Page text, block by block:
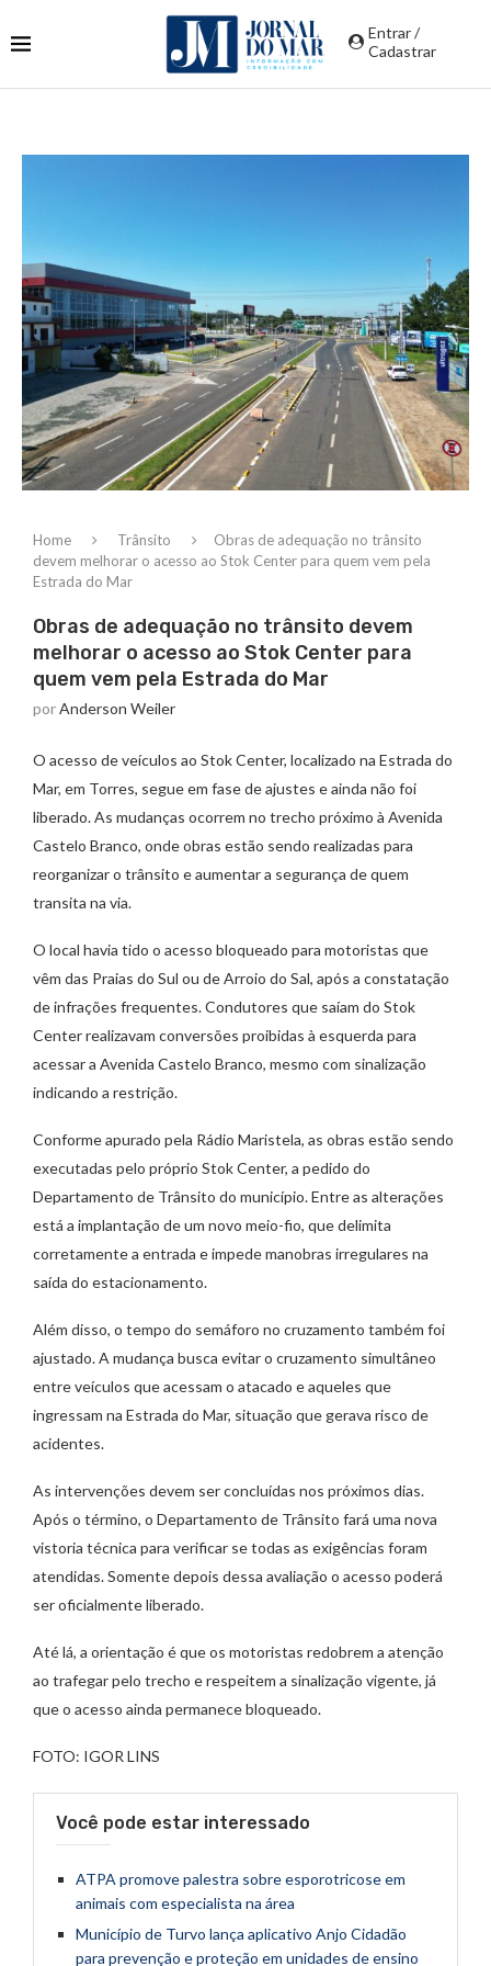
Entrar /
Cadastrar
Home Trânsito
Obras de adequação no trânsito
devem melhorar o acesso ao Stok Center para quem vem pela
Estrada do Mar
Obras de adequação no trânsito devem
melhorar o acesso ao Stok Center para
quem vem pela Estrada do Mar
porAnderson Weiler
O acesso de veículos ao Stok Center, localizado na Estrada do
Mar, em Torres, segue em fase de ajustes e ainda não foi
liberado. As mudanças ocorrem no trecho próximo à Avenida
Castelo Branco, onde obras estão sendo realizadas para
reorganizar o trânsito e aumentar a segurança de quem
transita na via.
O local havia tido o acesso bloqueado para motoristas que
vêm das Praias do Sul ou de Arroio do Sal, após a constatação
de infrações frequentes. Condutores que saíam do Stok
Center realizavam conversões proibidas à esquerda para
acessar a Avenida Castelo Branco, mesmo com sinalização
indicando a restrição.
Conforme apurado pela Rádio Maristela, as obras estão sendo
executadas pelo próprio Stok Center, a pedido do
Departamento de Trânsito do município. Entre as alterações
está a implantação de um novo meio-fio, que delimita
corretamente a entrada e impede manobras irregulares na
saída do estacionamento.
Além disso, o tempo do semáforo no cruzamento também foi
ajustado. A mudança busca evitar o cruzamento simultâneo
entre veículos que acessam o atacado e aqueles que
ingressam na Estrada do Mar, situação que gerava risco de
acidentes.
As intervenções devem ser concluídas nos próximos dias.
Após o término, o Departamento de Trânsito fará uma nova
vistoria técnica para verificar se todas as exigências foram
atendidas. Somente depois dessa avaliação o acesso poderá
ser oficialmente liberado.
Até lá, a orientação é que os motoristas redobrem a atenção
ao trafegar pelo trecho e respeitem a sinalização vigente, já
que o acesso ainda permanece bloqueado.
FOTO: IGOR LINS
Você pode estar interessado
ATPA promove palestra sobre esporotricose em
animais com especialista na área
Município de Turvo lança aplicativo Anjo Cidadão
para prevenção e proteção em unidades de ensino